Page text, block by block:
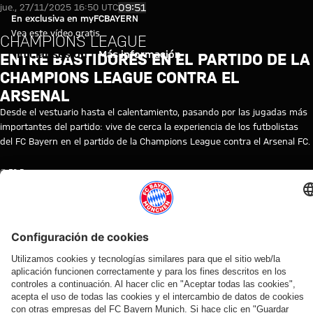
Champions League: Entre
Reproducir vídeo
En exclusiva en myFCBAYERN
Vea este vídeo gratis
Iniciar sesión Más información
jue., 27/11/2025 16:50 UTC09:51
CHAMPIONS LEAGUE
ENTRE BASTIDORES EN EL PARTIDO DE LA
CHAMPIONS LEAGUE CONTRA EL
ARSENAL
Desde el vestuario hasta el calentamiento, pasando por las jugadas más
importantes del partido: vive de cerca la experiencia de los futbolistas
del FC Bayern en el partido de la Champions League contra el Arsenal FC.
© FC Bayern
TEMAS DE ESTE VÍDEO
BAYERN
DE
EQUIPO
FC
VÍDEOS RELACIONADOS
Vídeo
AUDI
FOOTBALL
Vídeo
EN
VÍDEO
Vídeo
EN
DIFERIDO
Vídeo
VÍDEO
ENTRE
Vídeo
VÍDEO
Jonas
Vídeo
AUDI
FOOTBALL
Vídeo
VÍDEO
Rueda
Vídeo
EN
DIFERIDO